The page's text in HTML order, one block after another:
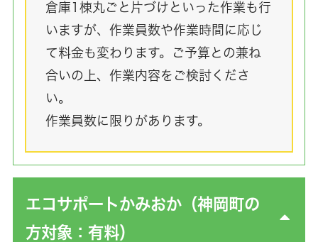
倉庫1棟丸ごと片づけといった作業も行
いますが、作業員数や作業時間に応じ
て料金も変わります。ご予算との兼ね
合いの上、作業内容をご検討くださ
い。
作業員数に限りがあります。
エコサポートかみおか（神岡町の
方対象：有料）